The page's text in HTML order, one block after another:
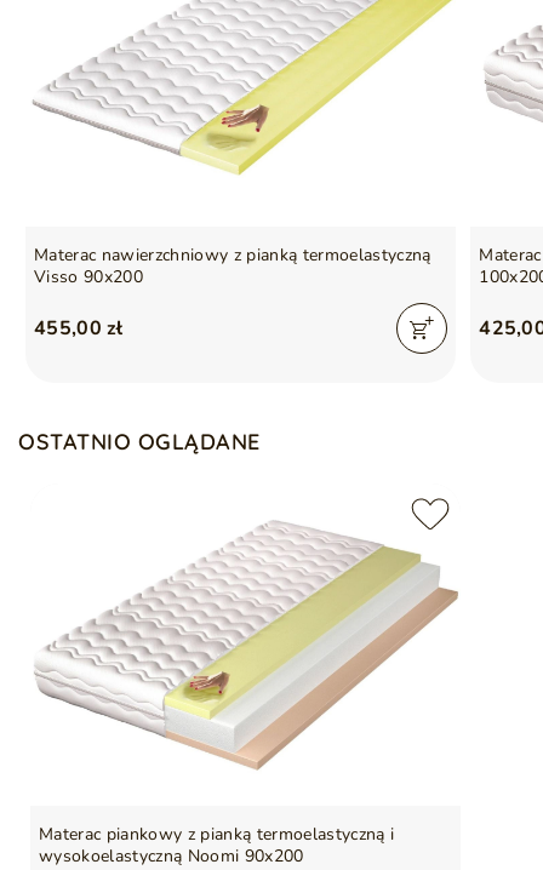
Materac nawierzchniowy z pianką termoelastyczną
Visso 90x200
455,00 zł
OSTATNIO OGLĄDANE
Materac piankowy z pianką termoelastyczną i
wysokoelastyczną Noomi 90x200